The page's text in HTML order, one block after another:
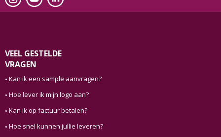
VEEL GESTELDE
VRAGEN
Kan ik een sample aanvragen?
Hoe lever ik mijn logo aan?
Kan ik op factuur betalen?
Hoe snel kunnen jullie leveren?